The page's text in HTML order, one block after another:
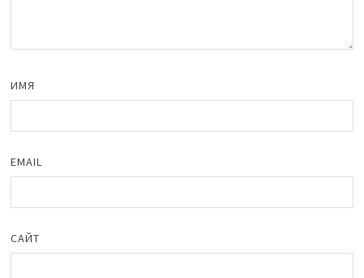
ИМЯ
EMAIL
САЙТ